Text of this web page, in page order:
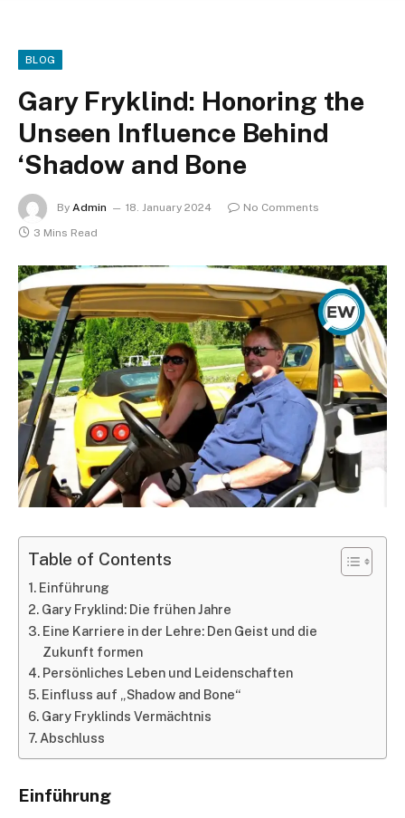
BLOG
Gary Fryklind: Honoring the
Unseen Influence Behind
‘Shadow and Bone
By Admin 18. January 2024
No Comments
3 Mins Read
Table of Contents
Einführung
Gary Fryklind: Die frühen Jahre
Eine Karriere in der Lehre: Den Geist und die
Zukunft formen
Persönliches Leben und Leidenschaften
Einfluss auf „Shadow and Bone“
Gary Fryklinds Vermächtnis
Abschluss
Einführung